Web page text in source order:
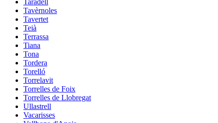
Tavèrnoles
Tavertet
Teià
Terrassa
Tiana
Tona
Tordera
Torelló
Torrelavit
Torrelles de Foix
Torrelles de Llobregat
Ullastrell
Vacarisses